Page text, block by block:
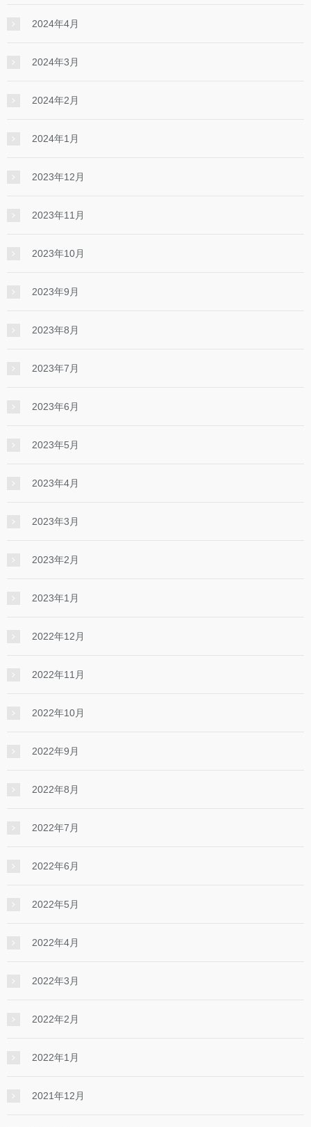
2024年4月
2024年3月
2024年2月
2024年1月
2023年12月
2023年11月
2023年10月
2023年9月
2023年8月
2023年7月
2023年6月
2023年5月
2023年4月
2023年3月
2023年2月
2023年1月
2022年12月
2022年11月
2022年10月
2022年9月
2022年8月
2022年7月
2022年6月
2022年5月
2022年4月
2022年3月
2022年2月
2022年1月
2021年12月